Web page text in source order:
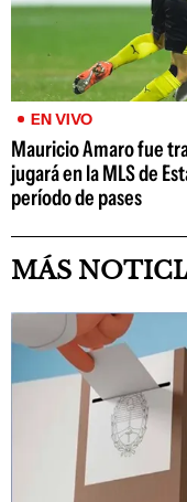
EN VIVO
Mauricio Amaro fue
jugará en la MLS de
período de pases
MÁS